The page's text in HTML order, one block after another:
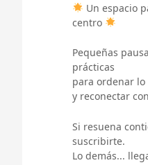
Un espacio
centro
Pequeñas
prácticas
para ordenar
y reconectar
Si resuena
suscribirte.
Lo demás...